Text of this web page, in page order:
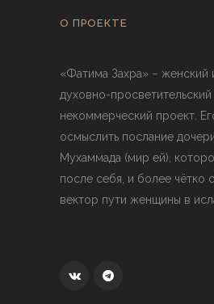
О ПРОЕКТЕ
«Фатима Захра» – женский
духовно-просветительский
некоммерческий проект.
осмыслить послание
Мухаммада (мир ей),
после себя, и более чётко
вектор пути женщины в